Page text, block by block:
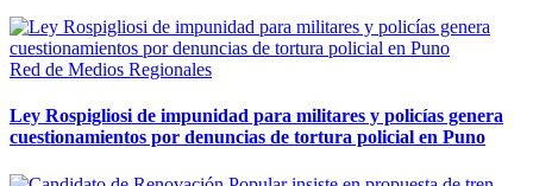
Red de Medios Regionales
Ley Rospigliosi de impunidad para militares y policías genera
cuestionamientos por denuncias de tortura policial en Puno